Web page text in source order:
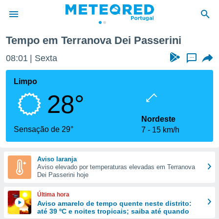
da
foi
fornecidas
a este
das
e
forma
digital
Tempo em Terranova Dei Passerini
08:01 Sexta ...
Limpo
28°
Sensação de 29°
Nordeste
7
15 km/h
Aviso laranja
Aviso elevado por temperaturas elevadas em Terranova
Dei Passerini hoje
Última hora
Aviso amarelo de tempo quente neste distrito:
até 39 ºC e noites tropicais; saiba até quando